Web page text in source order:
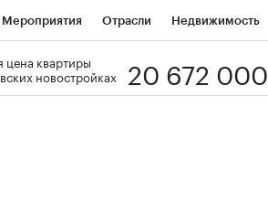
Мероприятия Отрасли Недвижимость
РБК Образование
цена квартиры
новостройках
20 672 000